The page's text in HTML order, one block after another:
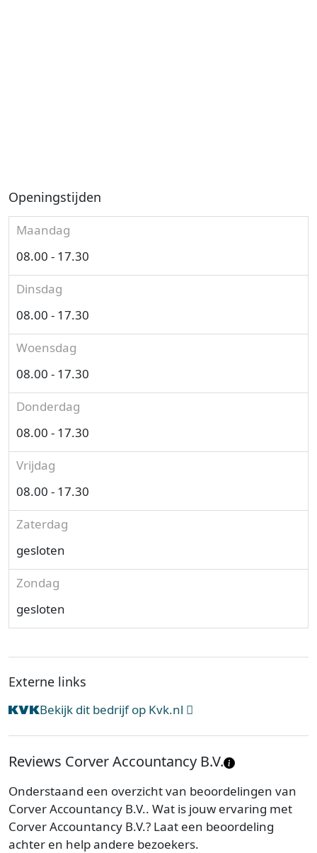
Openingstijden
Maandag
08.00 - 17.30
Dinsdag
08.00 - 17.30
Woensdag
08.00 - 17.30
Donderdag
08.00 - 17.30
Vrijdag
08.00 - 17.30
Zaterdag
gesloten
Zondag
gesloten
Externe links
Bekijk dit bedrijf op Kvk.nl
Reviews Corver Accountancy B.V.
Onderstaand een overzicht van beoordelingen van
Corver Accountancy B.V.. Wat is jouw ervaring met
Corver Accountancy B.V.? Laat een beoordeling
achter en help andere bezoekers.